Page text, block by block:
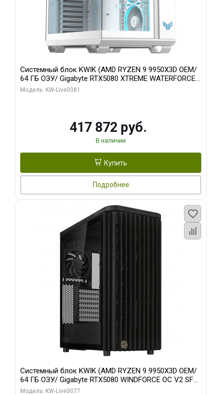
Системный блок KWIK (AMD RYZEN 9 9950X3D OEM/
64 ГБ ОЗУ/ Gigabyte RTX5080 XTREME WATERFORCE
16GB GDDR7 256bit/ 1 ТБ SSD)
Модель: KW-Live0081
417 872 руб.
В наличии
Купить
Подробнее
Системный блок KWIK (AMD RYZEN 9 9950X3D OEM/
64 ГБ ОЗУ/ Gigabyte RTX5080 WINDFORCE OC V2 SFF
16GB GDDR7 256b/ 960 ГБ SSD)
Модель: KW-Live0077